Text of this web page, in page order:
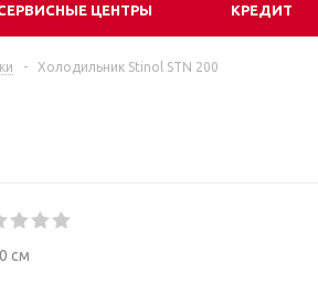
ЦЕНТРЫ КРЕДИТ
- Холодильник Stinol STN 200
см